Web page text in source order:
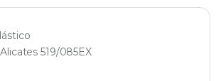
519/085EX